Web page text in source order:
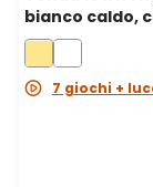
bianco caldo,
bianco
7 giochi +